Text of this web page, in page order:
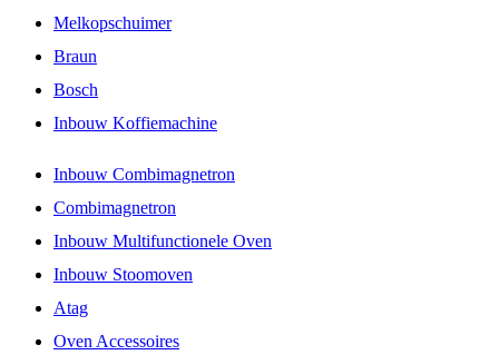
Melkopschuimer
Braun
Bosch
Inbouw Koffiemachine
Inbouw Combimagnetron
Combimagnetron
Inbouw Multifunctionele Oven
Inbouw Stoomoven
Atag
Oven Accessoires